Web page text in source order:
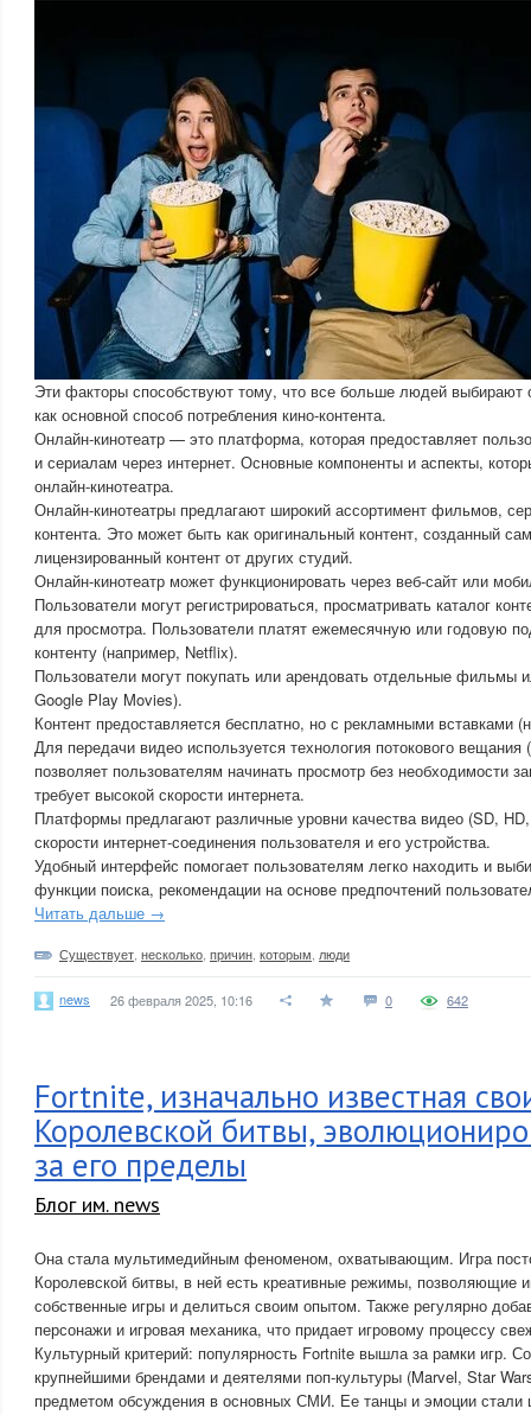
Эти факторы способствуют тому, что все больше людей
как основной способ потребления кино-контента.
Онлайн-кинотеатр — это платформа, которая предоставляет
и сериалам через интернет. Основные компоненты и аспекты,
онлайн-кинотеатра.
Онлайн-кинотеатры предлагают широкий ассортимент фильмов,
контента. Это может быть как оригинальный контент, созданный
лицензированный контент от других студий.
Онлайн-кинотеатр может функционировать через веб-сайт или
Пользователи могут регистрироваться, просматривать каталог
для просмотра. Пользователи платят ежемесячную или годовую
контенту (например, Netflix).
Пользователи могут покупать или арендовать отдельные фильмы
Google Play Movies).
Контент предоставляется бесплатно, но с рекламными вставками
Для передачи видео используется технология потокового вещания
позволяет пользователям начинать просмотр без необходимости
требует высокой скорости интернета.
Платформы предлагают различные уровни качества видео (SD,
скорости интернет-соединения пользователя и его устройства.
Удобный интерфейс помогает пользователям легко находить и
функции поиска, рекомендации на основе предпочтений
Читать дальше →
Существует несколько причин которым люди
news 26 февраля 2025, 10:16 0 642
Fortnite, изначально известная
Королевской битвы,
за его пределы
Блог им. news
Она стала мультимедийным феноменом, охватывающим. Игра
Королевской битвы, в ней есть креативные режимы, позволяющие
собственные игры и делиться своим опытом. Также регулярно
персонажи и игровая механика, что придает игровому процессу
Культурный критерий: популярность Fortnite вышла за рамки игр.
крупнейшими брендами и деятелями поп-культуры (Marvel, Star
предметом обсуждения в основных СМИ. Ее танцы и эмоции стали